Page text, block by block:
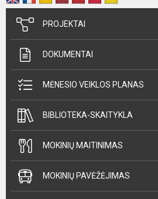
PROJEKTAI
DOKUMENTAI
MĖNESIO VEIKLOS PLANAS
BIBLIOTEKA-SKAITYKLA
MOKINIŲ MAITINIMAS
MOKINIŲ PAVĖŽĖJIMAS